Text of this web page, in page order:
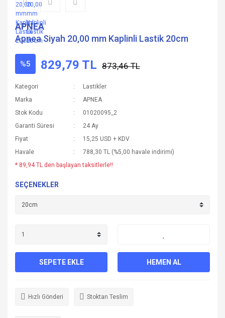
APNEA
Apnea Siyah 20,00 mm Kaplinli Lastik 20cm
%5 829,79 TL 873,46 TL
Kategori
Lastikler
Marka
APNEA
Stok Kodu
01020095_2
Garanti Süresi
24 Ay
Fiyat
15,25 USD + KDV
Havale
788,30 TL (%5,00 havale indirimi)
* 89,94 TL den başlayan taksitlerle!!
SEÇENEKLER
SEPETE EKLE HEMEN AL
Hızlı Gönderi Stoktan Teslim